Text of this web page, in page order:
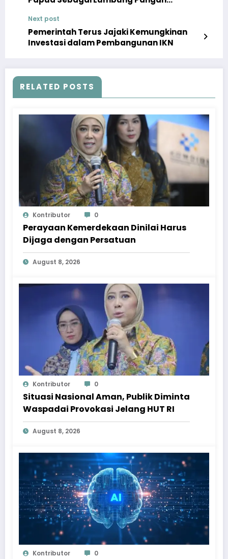
Next post
Pemerintah Terus Jajaki Kemungkinan
Investasi dalam Pembangunan IKN
RELATED POSTS
Kontributor 0
Perayaan Kemerdekaan Dinilai Harus
Dijaga dengan Persatuan
August 8, 2026
Kontributor 0
Situasi Nasional Aman, Publik Diminta
Waspadai Provokasi Jelang HUT RI
August 8, 2026
Kontributor 0